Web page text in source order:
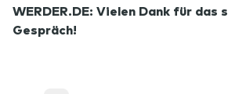
WERDER.DE: Vielen Dank für das
Gespräch!